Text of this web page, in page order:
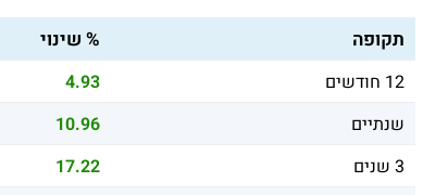
תקופה % שינוי
12 חודשים
4.93
שנתיים
10.96
3 שנים
17.22